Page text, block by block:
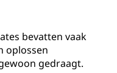
bevatten vaak
oplossen
gedraagt.